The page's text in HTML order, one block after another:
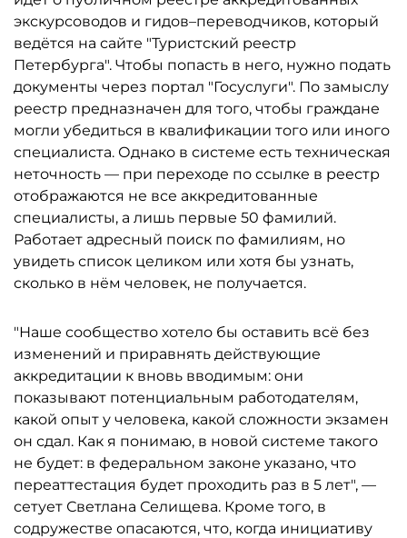
экскурсоводов и гидов–переводчиков, который
ведётся на сайте "Туристский реестр
Петербурга". Чтобы попасть в него, нужно подать
документы через портал "Госуслуги". По замыслу
реестр предназначен для того, чтобы граждане
могли убедиться в квалификации того или иного
специалиста. Однако в системе есть техническая
неточность — при переходе по ссылке в реестр
отображаются не все аккредитованные
специалисты, а лишь первые 50 фамилий.
Работает адресный поиск по фамилиям, но
увидеть список целиком или хотя бы узнать,
сколько в нём человек, не получается.
"Наше сообщество хотело бы оставить всё без
изменений и приравнять действующие
аккредитации к вновь вводимым: они
показывают потенциальным работодателям,
какой опыт у человека, какой сложности экзамен
он сдал. Как я понимаю, в новой системе такого
не будет: в федеральном законе указано, что
переаттестация будет проходить раз в 5 лет", —
сетует Светлана Селищева. Кроме того, в
содружестве опасаются, что, когда инициативу